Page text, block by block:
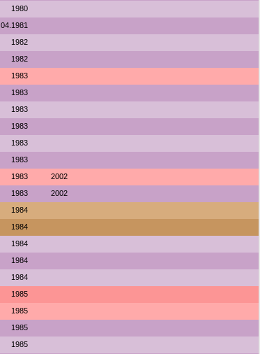
1980
04.1981
1982
1982
1983
1983
1983
1983
1983
1983
1983 2002
1983 2002
1984
1984
1984
1984
1984
1985
1985
1985
1985